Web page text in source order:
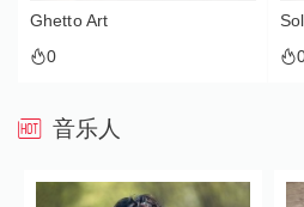
Ghetto Art
0
音乐人